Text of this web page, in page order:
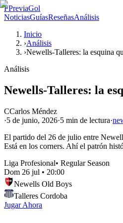
PPreviaGol
NoticiasGuíasReseñasAnálisis
Inicio
›Análisis
›Newells-Talleres: la esquina
Análisis
Newells-Talleres: la
CCarlos Méndez
·5 de junio, 2026·5 min de lectura·
El partido del 26 de julio entre
Está en los corners. Ahí el patrón
Liga Profesional• Regular Season
Dom 26 jul • 20:00
Newells Old Boys
Talleres Cordoba
Jugar Ahora